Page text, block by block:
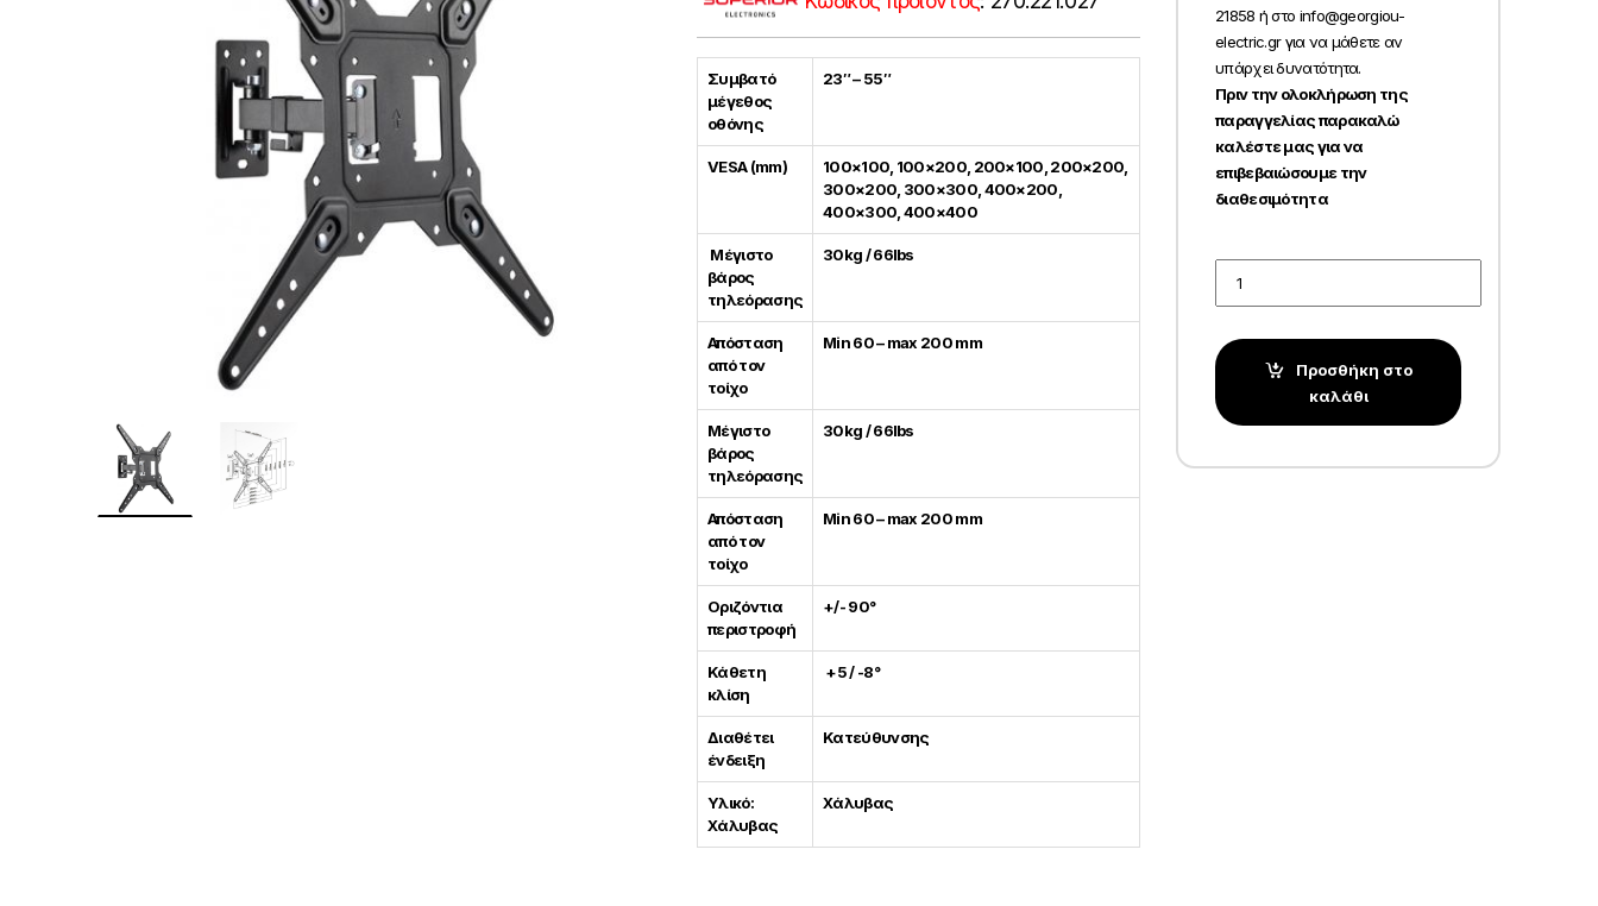
Συμβατό
μέγεθος
οθόνης
23″ – 55″
VESA (mm)
100×100, 100×200, 200×100, 200×200,
300×200, 300×300, 400×200,
400×300, 400×400
Μέγιστο
βάρος
τηλεόρασης
30kg / 66lbs
Απόσταση
από τον
τοίχο
Min 60 – max 200 mm
Μέγιστο
βάρος
τηλεόρασης
30kg / 66lbs
Απόσταση
από τον
τοίχο
Min 60 – max 200 mm
Οριζόντια
περιστροφή
+/- 90°
Κάθετη
κλίση
+5 / -8°
Διαθέτει
ένδειξη
Κατεύθυνσης
Υλικό:
Χάλυβας
Χάλυβας
21858 ή στο info@georgiou-
electric.gr για να μάθετε αν
υπάρχει δυνατότητα.
Πριν την ολοκλήρωση της
παραγγελίας παρακαλώ
καλέστε μας για να
επιβεβαιώσουμε την
διαθεσιμότητα
Προσθήκη στο
καλάθι